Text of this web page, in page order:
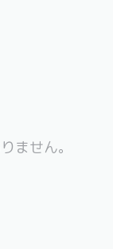
ません。